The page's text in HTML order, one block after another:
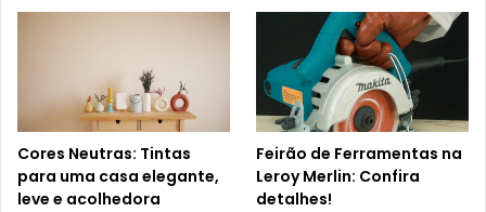
Cores Neutras: Tintas
para uma casa elegante,
leve e acolhedora
Feirão de Ferramentas na
Leroy Merlin: Confira
detalhes!